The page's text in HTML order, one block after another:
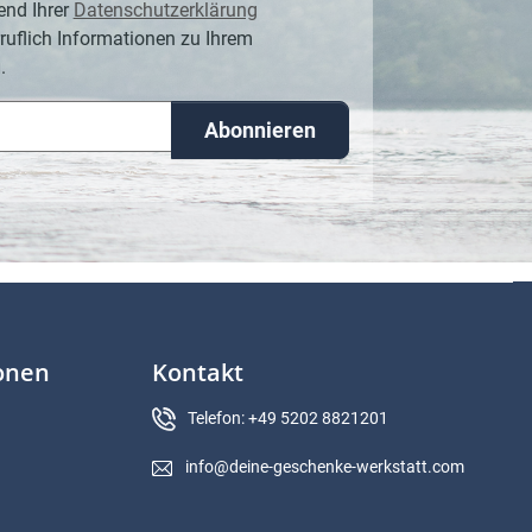
Ihrer Datenschutzerklärung
Informationen zu Ihrem
Abonnieren
Kontakt
Telefon: +49 5202 8821201
info@deine-geschenke-werkstatt.com